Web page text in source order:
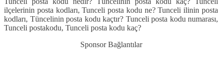
ilçelerinin posta kodları, Tunceli posta kodu ne? Tunceli ilinin posta
kodları, Tüncelinin posta kodu kaçtır? Tunceli posta kodu numarası,
Tunceli postakodu, Tunceli posta kodu kaç?
Sponsor Bağlantılar